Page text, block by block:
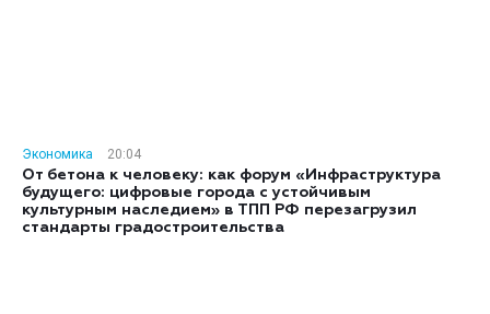
Экономика
20:04
От бетона к человеку: как форум «Инфраструктура
будущего: цифровые города с устойчивым
культурным наследием» в ТПП РФ перезагрузил
стандарты градостроительства